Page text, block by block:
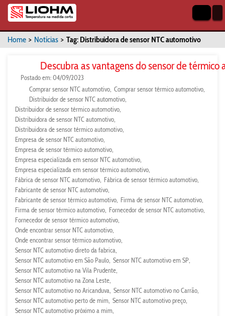
Home > Notícias > Tag: Distribuidora de sensor NTC automotivo
Descubra as vantagens do sensor de
Postado em: 04/09/2023
Comprar sensor NTC automotivo Comprar sensor térmico automotivo
Distribuidor de sensor NTC automotivo
Distribuidor de sensor térmico automotivo
Distribuidora de sensor NTC automotivo
Distribuidora de sensor térmico automotivo
Empresa de sensor NTC automotivo
Empresa de sensor térmico automotivo
Empresa especializada em sensor NTC automotivo
Empresa especializada em sensor térmico automotivo
Fábrica de sensor NTC automotivo Fábrica de sensor térmico automotivo
Fabricante de sensor NTC automotivo
Fabricante de sensor térmico automotivo Firma de sensor NTC automotivo
Firma de sensor térmico automotivo Fornecedor de sensor NTC automotivo
Fornecedor de sensor térmico automotivo
Onde encontrar sensor NTC automotivo
Onde encontrar sensor térmico automotivo
Sensor NTC automotivo direto da fabrica
Sensor NTC automotivo em São Paulo Sensor NTC automotivo em SP
Sensor NTC automotivo na Vila Prudente
Sensor NTC automotivo na Zona Leste
Sensor NTC automotivo no Aricanduva Sensor NTC automotivo no Carrão
Sensor NTC automotivo perto de mim Sensor NTC automotivo preço
Sensor NTC automotivo próximo a mim